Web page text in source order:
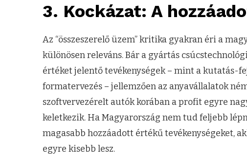
3. Kockázat: A
Az “összeszerelő üzem” kritika gyakran éri a
különösen releváns. Bár a gyártás
értéket jelentő tevékenységek – mint a kutatás-
formatervezés – jellemzően az anyavállalatok
szoftvervezérelt autók korában a profit egyre
keletkezik. Ha Magyarország nem tud feljebb
magasabb hozzáadott értékű tevékenységeket,
egyre kisebb lesz.